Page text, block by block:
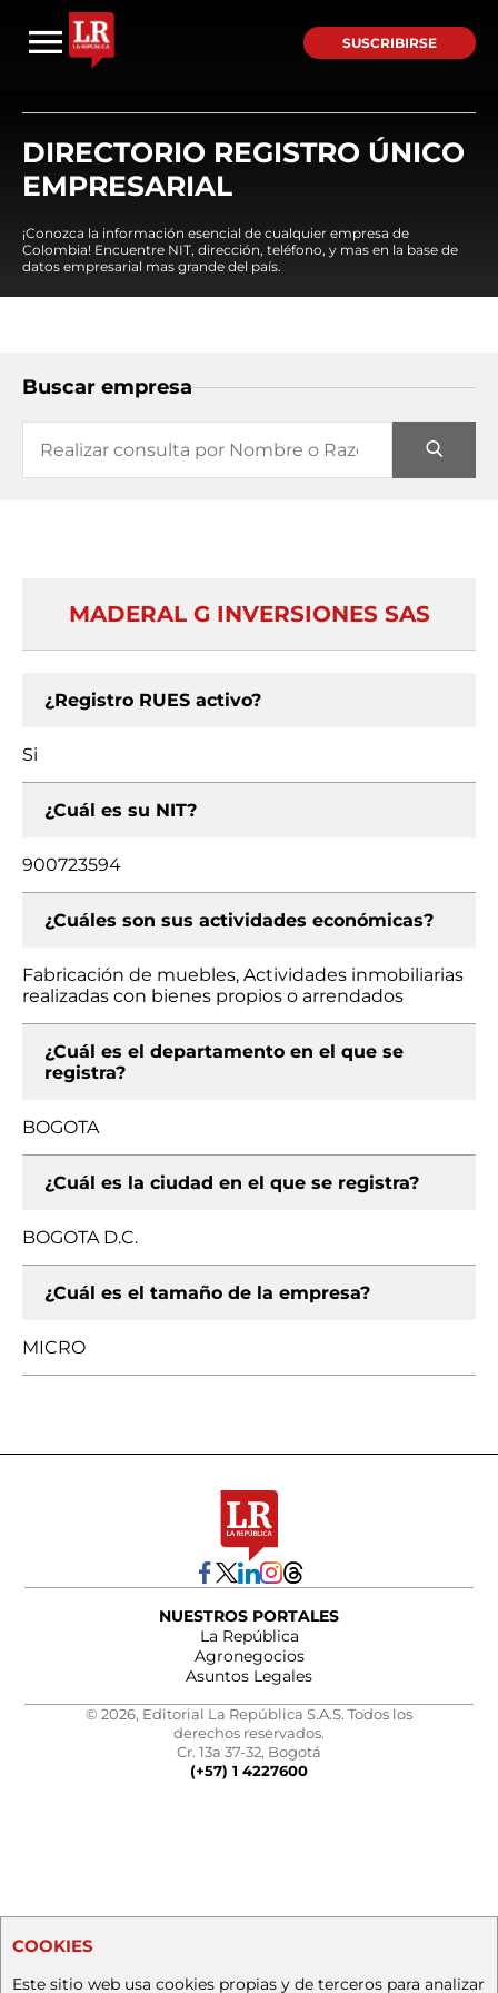
SUSCRIBIRSE
DIRECTORIO REGISTRO ÚNICO
EMPRESARIAL
¡Conozca la información esencial de cualquier empresa de
Colombia! Encuentre NIT, dirección, teléfono, y mas en la base de
datos empresarial mas grande del país.
Buscar empresa
MADERAL G INVERSIONES SAS
¿Registro RUES activo?
Si
¿Cuál es su NIT?
900723594
¿Cuáles son sus actividades económicas?
Fabricación de muebles, Actividades inmobiliarias
realizadas con bienes propios o arrendados
¿Cuál es el departamento en el que se
registra?
BOGOTA
¿Cuál es la ciudad en el que se registra?
BOGOTA D.C.
¿Cuál es el tamaño de la empresa?
MICRO
NUESTROS PORTALES
La República
Agronegocios
Asuntos Legales
© 2026, Editorial La República S.A.S. Todos los
derechos reservados.
Cr. 13a 37-32, Bogotá
(+57) 1 4227600
COOKIES
Este sitio web usa cookies propias y de terceros para analizar